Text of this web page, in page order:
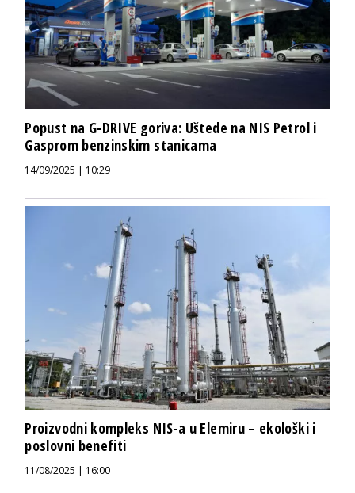
Popust na G-DRIVE goriva: Uštede na NIS Petrol i
Gasprom benzinskim stanicama
14/09/2025 | 10:29
Proizvodni kompleks NIS-a u Elemiru – ekološki i
poslovni benefiti
11/08/2025 | 16:00